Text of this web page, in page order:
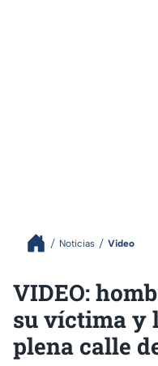
Noticias Video
VIDEO:
su víctima y
plena calle